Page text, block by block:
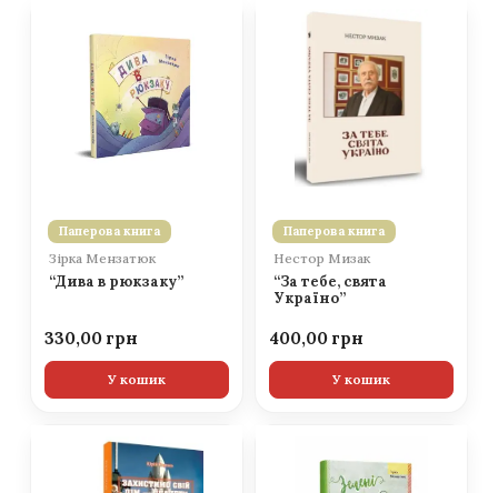
Паперова книга
Зірка Мензатюк
“Дива в рюкзаку”
330,00
У кошик
Паперова книга
Нестор Мизак
“За тебе, свята
Україно”
400,00
У кошик